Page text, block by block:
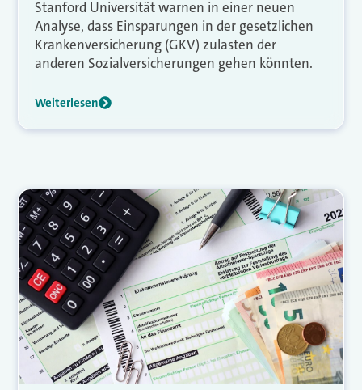
Stanford Universität warnen in einer neuen
Analyse, dass Einsparungen in der gesetzlichen
Krankenversicherung (GKV) zulasten der
anderen Sozialversicherungen gehen könnten.
Weiterlesen